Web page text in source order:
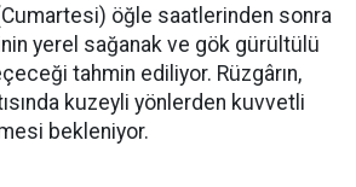
öğle saatlerinden sonra
yerel sağanak ve gök gürültülü
tahmin ediliyor. Rüzgârın,
kuzeyli yönlerden kuvvetli
bekleniyor.